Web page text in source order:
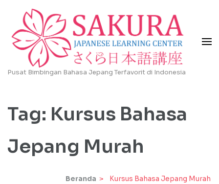
Lompat
konten
(Tekan
Enter)
Pusat Bimbingan Bahasa Jepang Terfavorit di Indonesia
Tag: Kursus Bahasa
Jepang Murah
Beranda > Kursus Bahasa Jepang Murah